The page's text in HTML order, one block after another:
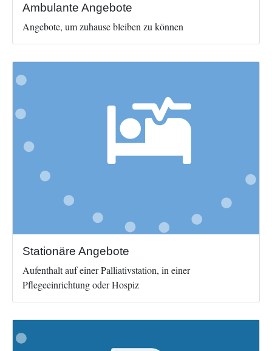
Ambulante Angebote
Angebote, um zuhause bleiben zu können
Stationäre Angebote
Aufenthalt auf einer Palliativstation, in einer
Pflegeeinrichtung oder Hospiz